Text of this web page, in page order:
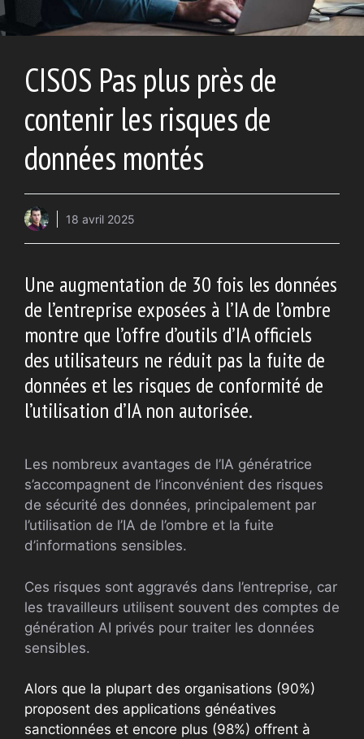
CISOS Pas plus près de
contenir les risques de
données montés
18 avril 2025
Une augmentation de 30 fois les données
de l’entreprise exposées à l’IA de l’ombre
montre que l’offre d’outils d’IA officiels
des utilisateurs ne réduit pas la fuite de
données et les risques de conformité de
l’utilisation d’IA non autorisée.
Les nombreux avantages de l’IA génératrice
s’accompagnent de l’inconvénient des risques
de sécurité des données, principalement par
l’utilisation de l’IA de l’ombre et la fuite
d’informations sensibles.
Ces risques sont aggravés dans l’entreprise, car
les travailleurs utilisent souvent des comptes de
génération AI privés pour traiter les données
sensibles.
Alors que la plupart des organisations (90%)
proposent des applications généatives
sanctionnées et encore plus (98%) offrent à